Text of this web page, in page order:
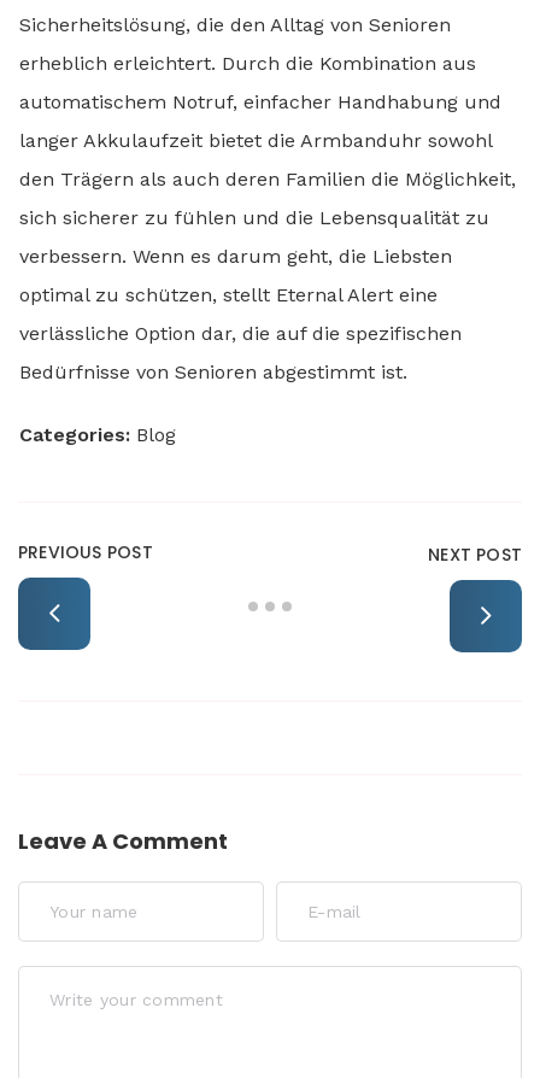
Sicherheitslösung, die den Alltag von Senioren
erheblich erleichtert. Durch die Kombination aus
automatischem Notruf, einfacher Handhabung und
langer Akkulaufzeit bietet die Armbanduhr sowohl
den Trägern als auch deren Familien die Möglichkeit,
sich sicherer zu fühlen und die Lebensqualität zu
verbessern. Wenn es darum geht, die Liebsten
optimal zu schützen, stellt Eternal Alert eine
verlässliche Option dar, die auf die spezifischen
Bedürfnisse von Senioren abgestimmt ist.
Categories: Blog
PREVIOUS POST NEXT POST
Leave A Comment